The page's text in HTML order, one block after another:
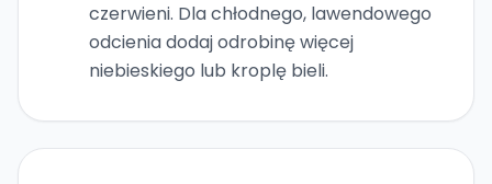
czerwieni. Dla chłodnego, lawendowego
odcienia dodaj odrobinę więcej
niebieskiego lub kroplę bieli.